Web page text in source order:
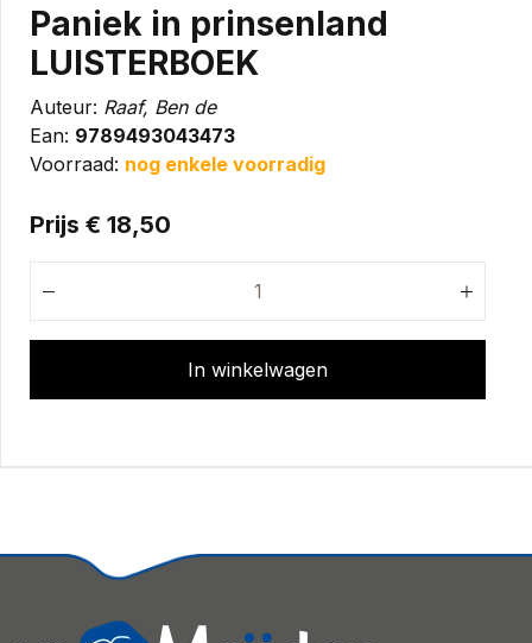
Paniek in prinsenland
LUISTERBOEK
Auteur: Raaf, Ben de
Ean: 9789493043473
Voorraad: nog enkele voorradig
Prijs € 18,50
In winkelwagen